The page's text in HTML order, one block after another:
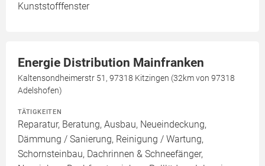
Kunststofffenster
Energie Distribution Mainfranken
Kaltensondheimerstr 51, 97318 Kitzingen (32km von 97318
Adelshofen)
TÄTIGKEITEN
Reparatur, Beratung, Ausbau, Neueindeckung,
Dämmung / Sanierung, Reinigung / Wartung,
Schornsteinbau, Dachrinnen & Schneefänger,